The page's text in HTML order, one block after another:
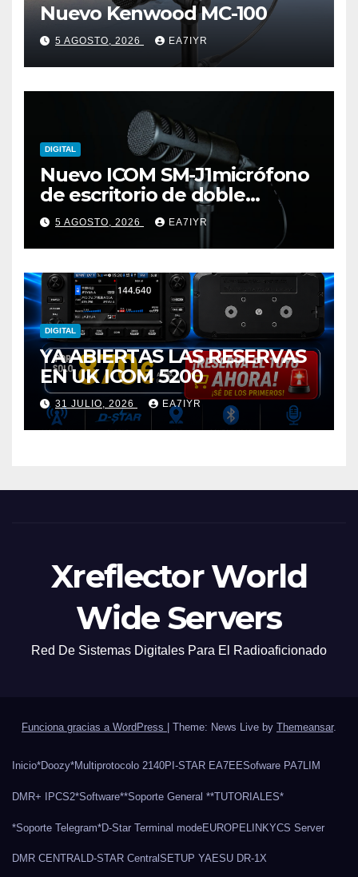
Nuevo Kenwood MC-100
5 AGOSTO, 2026 EA7IYR
DIGITAL
Nuevo ICOM SM-J1micrófono
de escritorio de doble
elemento premium
5 AGOSTO, 2026 EA7IYR
DIGITAL
YA ABIERTAS LAS RESERVAS
EN UK ICOM 5200
31 JULIO, 2026 EA7IYR
Xreflector World
Wide Servers
Red De Sistemas Digitales Para El Radioaficionado
Funciona gracias a WordPress | Theme: News Live by Themeansar.
Inicio*Doozy*Multiprotocolo 2140PI-STAR EA7EESofware PA7LIM
DMR+ IPCS2*Software**Soporte General **TUTORIALES*
*Soporte Telegram*D-Star Terminal modeEUROPELINKYCS Server
DMR CENTRALD-STAR CentralSETUP YAESU DR-1X